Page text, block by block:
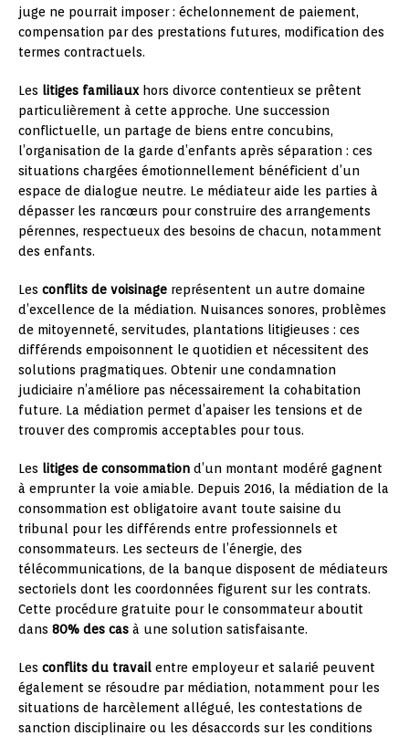
juge ne pourrait imposer : échelonnement de paiement,
compensation par des prestations futures, modification des
termes contractuels.
Les litiges familiauxhors divorce contentieux se prêtent
particulièrement à cette approche. Une succession
conflictuelle, un partage de biens entre concubins,
l’organisation de la garde d’enfants après séparation : ces
situations chargées émotionnellement bénéficient d’un
espace de dialogue neutre. Le médiateur aide les parties à
dépasser les rancœurs pour construire des arrangements
pérennes, respectueux des besoins de chacun, notamment
des enfants.
Les conflits de voisinage représentent un autre domaine
d’excellence de la médiation. Nuisances sonores, problèmes
de mitoyenneté, servitudes, plantations litigieuses : ces
différends empoisonnent le quotidien et nécessitent des
solutions pragmatiques. Obtenir une condamnation
judiciaire n’améliore pas nécessairement la cohabitation
future. La médiation permet d’apaiser les tensions et de
trouver des compromis acceptables pour tous.
Les litiges de consommation d’un montant modéré gagnent
à emprunter la voie amiable. Depuis 2016, la médiation de la
consommation est obligatoire avant toute saisine du
tribunal pour les différends entre professionnels et
consommateurs. Les secteurs de l’énergie, des
télécommunications, de la banque disposent de médiateurs
sectoriels dont les coordonnées figurent sur les contrats.
Cette procédure gratuite pour le consommateur aboutit
dans 80% des cas à une solution satisfaisante.
Les conflits du travail entre employeur et salarié peuvent
également se résoudre par médiation, notamment pour les
situations de harcèlement allégué, les contestations de
sanction disciplinaire ou les désaccords sur les conditions